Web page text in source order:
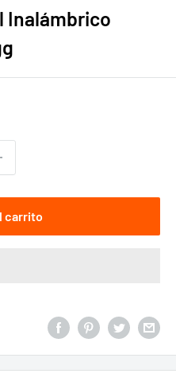
Inalámbrico
carrito